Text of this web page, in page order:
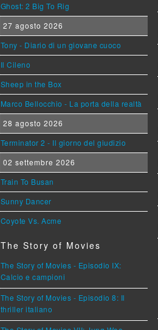
Ghost: 2 Big To Rig
27 agosto 2026
Tony - Diario di un giovane cuoco
Il Cileno
Sheep in the Box
Marco Bellocchio - La porta della realtà
28 agosto 2026
Terminator 2 - Il giorno del giudizio
02 settembre 2026
Train To Busan
Sunny Dancer
Coyote Vs. Acme
The Story of Movies
The Story of Movies - Episodio IX:
Calcio e campioni
The Story of Movies - Episodio 8: Il
thriller italiano